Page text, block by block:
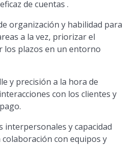
de cuentas .
organización y habilidad para
a la vez, priorizar el
los plazos en un entorno
y precisión a la hora de
con los clientes y
interpersonales y capacidad
con equipos y